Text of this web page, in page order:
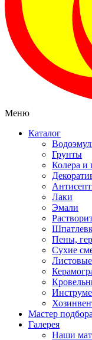
Меню
Каталог
Грунты
Колера и
Лаки
Эмали
Пены,
Сухие
Мастер подбора
Галерея
Наши